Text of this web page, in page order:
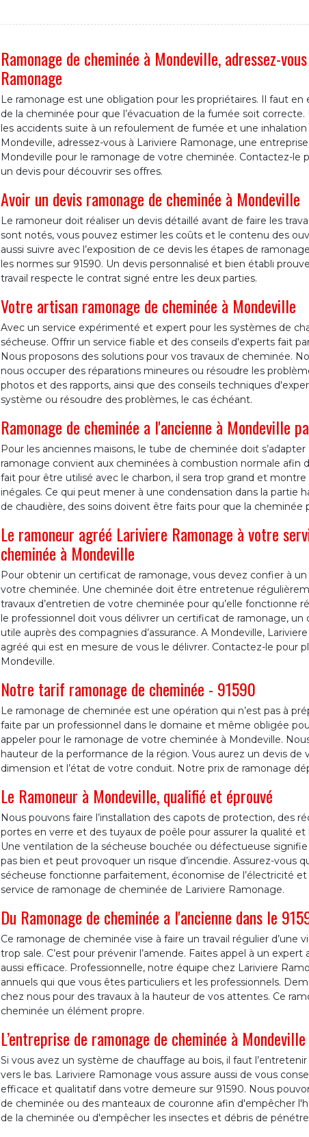
Ramonage de cheminée à Mondeville, adressez-
Ramonage
Le ramonage est une obligation pour les propriétaires. Il faut
de la cheminée pour que l’évacuation de la fumée soit
les accidents suite à un refoulement de fumée et une
Mondeville, adressez-vous à Lariviere Ramonage, une
Mondeville pour le ramonage de votre cheminée. Contactez-le
un devis pour découvrir ses offres.
Avoir un devis ramonage de cheminée à Mondeville
Le ramoneur doit réaliser un devis détaillé avant de faire les
sont notés, vous pouvez estimer les coûts et le contenu des
aussi suivre avec l’exposition de ce devis les étapes de
les normes sur 91590. Un devis personnalisé et bien établi
travail respecte le contrat signé entre les deux parties.
Votre artisan ramonage de cheminée à Mondeville
Avec un service expérimenté et expert pour les systèmes de
sécheuse. Offrir un service fiable et des conseils d'experts fait
Nous proposons des solutions pour vos travaux de cheminée.
nous occuper des réparations mineures ou résoudre les
photos et des rapports, ainsi que des conseils techniques
système ou résoudre des problèmes, le cas échéant.
Ramonage de cheminée a l'ancienne à Mondeville
Pour les anciennes maisons, le tube de cheminée doit
ramonage convient aux cheminées à combustion normale afin
fait pour être utilisé avec le charbon, il sera trop grand et
inégales. Ce qui peut mener à une condensation dans la partie
de chaudière, des soins doivent être faits pour que la
Le ramoneur agréé Lariviere Ramonage à votre
cheminée à Mondeville
Pour obtenir un certificat de ramonage, vous devez confier à
votre cheminée. Une cheminée doit être entretenue
travaux d’entretien de votre cheminée pour qu’elle fonctionne
le professionnel doit vous délivrer un certificat de ramonage,
utile auprès des compagnies d’assurance. A Mondeville,
agréé qui est en mesure de vous le délivrer. Contactez-le pour
Mondeville.
Notre tarif ramonage de cheminée - 91590
Le ramonage de cheminée est une opération qui n’est pas à
faite par un professionnel dans le domaine et même obligée
appeler pour le ramonage de votre cheminée à Mondeville.
hauteur de la performance de la région. Vous aurez un devis de
dimension et l’état de votre conduit. Notre prix de ramonage
Le Ramoneur à Mondeville, qualifié et éprouvé
Nous pouvons faire l’installation des capots de protection, des
portes en verre et des tuyaux de poêle pour assurer la qualité et
Une ventilation de la sécheuse bouchée ou défectueuse
pas bien et peut provoquer un risque d’incendie. Assurez-vous
sécheuse fonctionne parfaitement, économise de l’électricité
service de ramonage de cheminée de Lariviere Ramonage.
Du Ramonage de cheminée a l'ancienne dans le
Ce ramonage de cheminée vise à faire un travail régulier d’une
trop sale. C’est pour prévenir l’amende. Faites appel à un
aussi efficace. Professionnelle, notre équipe chez Lariviere
annuels qui que vous êtes particuliers et les professionnels.
chez nous pour des travaux à la hauteur de vos attentes. Ce
cheminée un élément propre.
L’entreprise de ramonage de cheminée à
Si vous avez un système de chauffage au bois, il faut
vers le bas. Lariviere Ramonage vous assure aussi de vous
efficace et qualitatif dans votre demeure sur 91590. Nous
de cheminée ou des manteaux de couronne afin d'empêcher
de la cheminée ou d'empêcher les insectes et débris de